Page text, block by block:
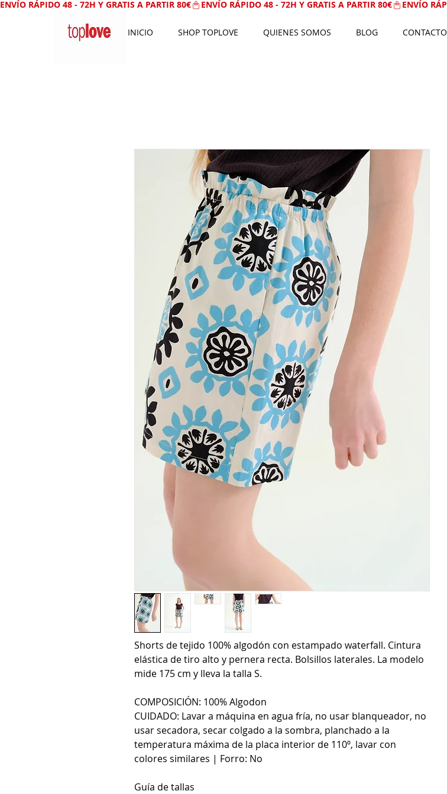
ENVÍO RÁPIDO 48 - 72H Y GRATIS A PARTIR 80€
INICIO SHOP TOPLOVE QUIENES SOMOS BLOG CONTACTO
Shorts de tejido 100% algodón con estampado waterfall. Cintura
elástica de tiro alto y pernera recta. Bolsillos laterales. La modelo
mide 175 cm y lleva la talla S.
COMPOSICIÓN: 100% Algodon
CUIDADO: Lavar a máquina en agua fría, no usar blanqueador, no
usar secadora, secar colgado a la sombra, planchado a la
temperatura máxima de la placa interior de 110º, lavar con
colores similares | Forro: No
Guía de tallas